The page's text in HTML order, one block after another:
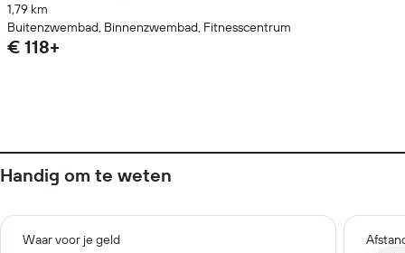
1,79 km
Buitenzwembad, Binnenzwembad, Fitnesscentrum
€ 118+
Handig om te weten
Waar voor je geld